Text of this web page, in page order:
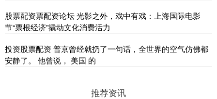
股票配资票配资论坛 光影之外，戏中有戏：上海国际电影
节“票根经济”撬动文化消费活力
投资股票配资 普京曾经就扔了一句话，全世界的空气仿佛都
安静了。 他曾说， 美国 的
推荐资讯